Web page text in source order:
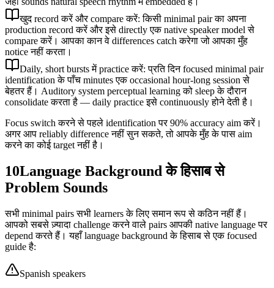
खुद record करें और compare करें: किसी minimal pair का अपना
production record करें और इसे directly एक native speaker model से
compare करें। आपका कान वे differences catch करेगा जो आपका मुँह
notice नहीं करता।
Daily, short bursts में practice करें: प्रति दिन focused minimal pair
identification के पाँच minutes एक occasional hour-long session से
बेहतर हैं। Auditory system perceptual learning को sleep के दौरान
consolidate करता है — daily practice इसे continuously होने देती है।
Focus switch करने से पहले identification पर 90% accuracy aim करें।
अगर आप reliably difference नहीं सुन सकते, तो आपके मुँह के पास aim
करने का कोई target नहीं है।
10Language Background के हिसाब से
Problem Sounds
सभी minimal pairs सभी learners के लिए समान रूप से कठिन नहीं हैं।
आपको सबसे ज़्यादा challenge करने वाले pairs आपकी native language पर
depend करते हैं। यहाँ language background के हिसाब से एक focused
guide है:
Spanish speakers